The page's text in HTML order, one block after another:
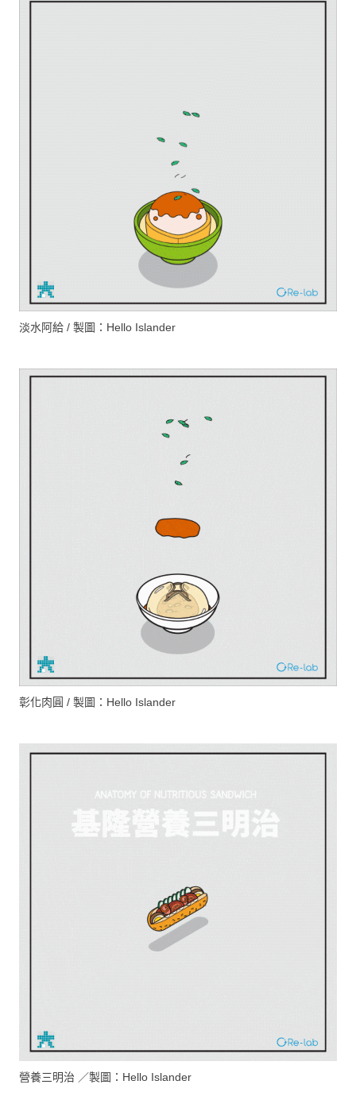
淡水阿給 / 製圖：Hello Islander
彰化肉圓 / 製圖：Hello Islander
營養三明治 ／製圖：Hello Islander